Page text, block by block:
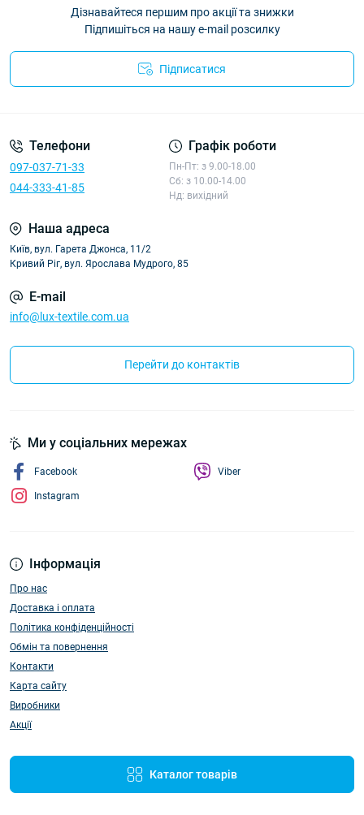
Дізнавайтеся першим про акції та знижки
Підпишіться на нашу e-mail розсилку
Підписатися
Телефони
097-037-71-33
044-333-41-85
Графік роботи
Пн-Пт: з 9.00-18.00
Сб: з 10.00-14.00
Нд: вихідний
Наша адреса
Київ, вул. Гарета Джонса, 11/2
Кривий Ріг, вул. Ярослава Мудрого, 85
E-mail
info@lux-textile.com.ua
Перейти до контактів
Інформація
Про нас
Доставка і оплата
Політика конфіденційності
Обмін та повернення
Контакти
Карта сайту
Виробники
Акції
Каталог товарів
Ми у соціальних мережах
Facebook
Instagram
Viber